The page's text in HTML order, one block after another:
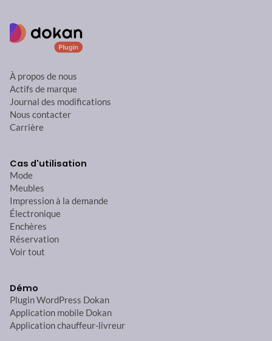
À propos de nous
Actifs de marque
Journal des modifications
Nous contacter
Carrière
Cas d'utilisation
Mode
Meubles
Impression à la demande
Électronique
Enchères
Réservation
Voir tout
Démo
Plugin WordPress Dokan
Application mobile Dokan
Application chauffeur-livreur